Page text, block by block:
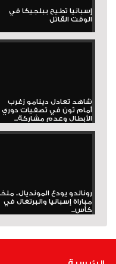
إسبانيا تطيح ببلجيكا في
الوقت القاتل
شاهد تعادل دينامو زغرب
أمام ثون في تصفيات دوري
الأبطال وعدم مشاركة...
رونالدو يودع المونديال..
مباراة إسبانيا والبرتغال في
كأس...